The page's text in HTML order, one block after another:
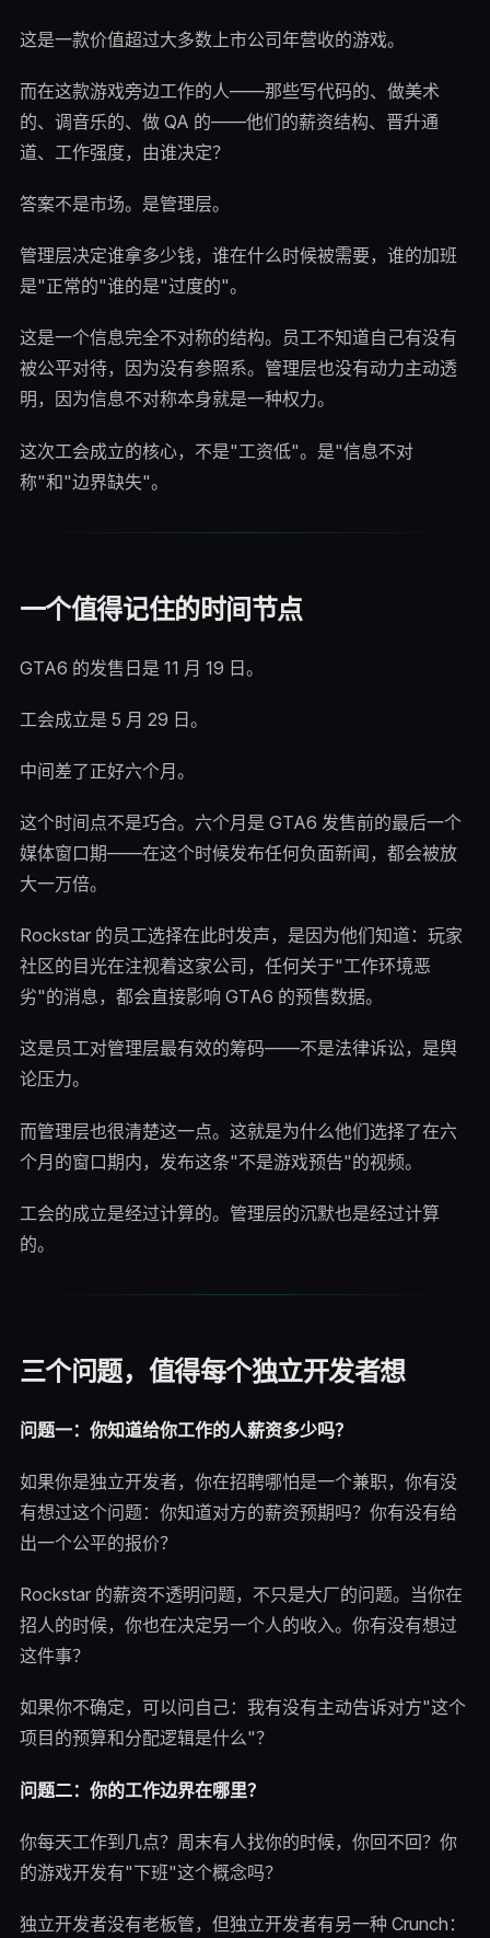
这是一款价值超过大多数上市公司年营收的游戏。
而在这款游戏旁边工作的人——那些写代码的、做美术
的、调音乐的、做 QA 的——他们的薪资结构、晋升通
道、工作强度，由谁决定？
答案不是市场。是管理层。
管理层决定谁拿多少钱，谁在什么时候被需要，谁的加班
是"正常的"谁的是"过度的"。
这是一个信息完全不对称的结构。员工不知道自己有没有
被公平对待，因为没有参照系。管理层也没有动力主动透
明，因为信息不对称本身就是一种权力。
这次工会成立的核心，不是"工资低"。是"信息不对
称"和"边界缺失"。
一个值得记住的时间节点
GTA6 的发售日是 11 月 19 日。
工会成立是 5 月 29 日。
中间差了正好六个月。
这个时间点不是巧合。六个月是 GTA6 发售前的最后一个
媒体窗口期——在这个时候发布任何负面新闻，都会被放
大一万倍。
Rockstar 的员工选择在此时发声，是因为他们知道：玩家
社区的目光在注视着这家公司，任何关于"工作环境恶
劣"的消息，都会直接影响 GTA6 的预售数据。
这是员工对管理层最有效的筹码——不是法律诉讼，是舆
论压力。
而管理层也很清楚这一点。这就是为什么他们选择了在六
个月的窗口期内，发布这条"不是游戏预告"的视频。
工会的成立是经过计算的。管理层的沉默也是经过计算
的。
三个问题，值得每个独立开发者想
问题一：你知道给你工作的人薪资多少吗？
如果你是独立开发者，你在招聘哪怕是一个兼职，你有没
有想过这个问题：你知道对方的薪资预期吗？你有没有给
出一个公平的报价？
Rockstar 的薪资不透明问题，不只是大厂的问题。当你在
招人的时候，你也在决定另一个人的收入。你有没有想过
这件事？
如果你不确定，可以问自己：我有没有主动告诉对方"这个
项目的预算和分配逻辑是什么"？
问题二：你的工作边界在哪里？
你每天工作到几点？周末有人找你的时候，你回不回？你
的游戏开发有"下班"这个概念吗？
独立开发者没有老板管，但独立开发者有另一种 Crunch：